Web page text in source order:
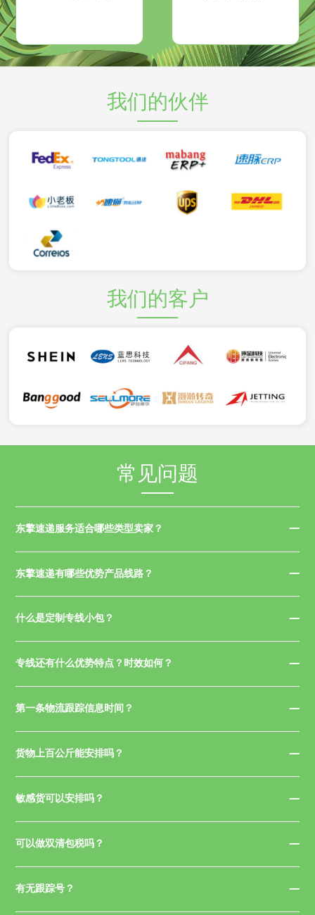
我们的伙伴
我们的客户
常见问题
东擎速递服务适合哪些类型卖家？
东擎速递有哪些优势产品线路？
什么是定制专线小包？
专线还有什么优势特点？时效如何？
第一条物流跟踪信息时间？
货物上百公斤能安排吗？
敏感货可以安排吗？
可以做双清包税吗？
有无跟踪号？